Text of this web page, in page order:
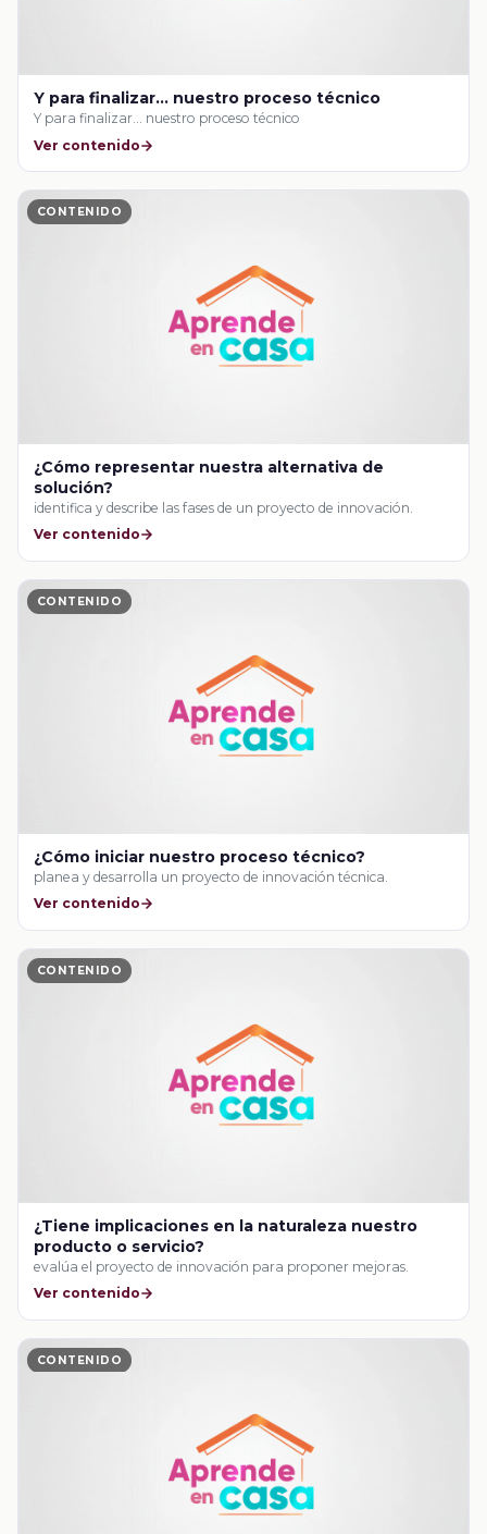
Y para finalizar… nuestro proceso técnico
Y para finalizar… nuestro proceso técnico
Ver contenido
CONTENIDO
¿Cómo representar nuestra alternativa de
solución?
identifica y describe las fases de un proyecto de innovación.
Ver contenido
CONTENIDO
¿Cómo iniciar nuestro proceso técnico?
planea y desarrolla un proyecto de innovación técnica.
Ver contenido
CONTENIDO
¿Tiene implicaciones en la naturaleza nuestro
producto o servicio?
evalúa el proyecto de innovación para proponer mejoras.
Ver contenido
CONTENIDO